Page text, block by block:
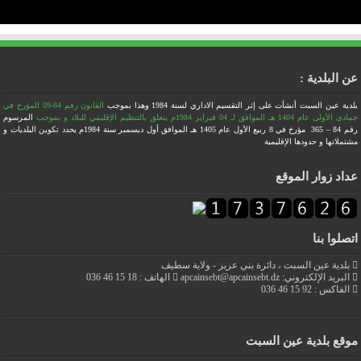
عن البلدية :
بلدية عين السبت أنشأت على إثر التقسيم الاداري لسنة 1984 وهذا بموجب
القانون رقم 84-09 المؤرخ في
جمادى الأولى عام 1404 هـ الموافق لـ 04 فبراير 1984م يتعلق بالتنظيم الإقليمي للبلاد
و بموجب المرسوم
رقم 84 – 365 مؤرخ في 8 ربيع الأول عام 1405 هـ الموافق أول ديسمبر سنة 1984م يحدد تكوين البلديات و
مشتملاتها و حدودها الإقليمية
عداد زوار الموقع
اتصلوا بنا
بلدية عين السبت ، دائرة بني عزيز - ولاية سطيف
البريد الإلكتروني: apcainsebt@apcainsebt.dz
الهاتف : 18 15 46 036
الفاكس : 92 15 46 036
موقع بلدية عين السبت